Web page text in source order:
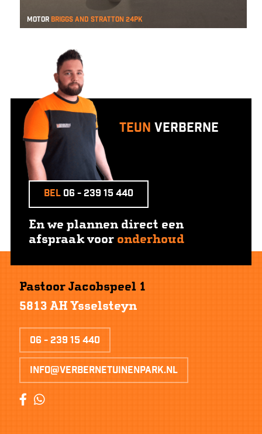
Motorbriggs and stratton 24pk
Teun Verberne
Bel06 - 239 15 440
En we plannen direct een
afspraak voor onderhoud
Pastoor Jacobspeel 1
5813 AH Ysselsteyn
06 - 239 15 440
info@verbernetuinenpark.nl